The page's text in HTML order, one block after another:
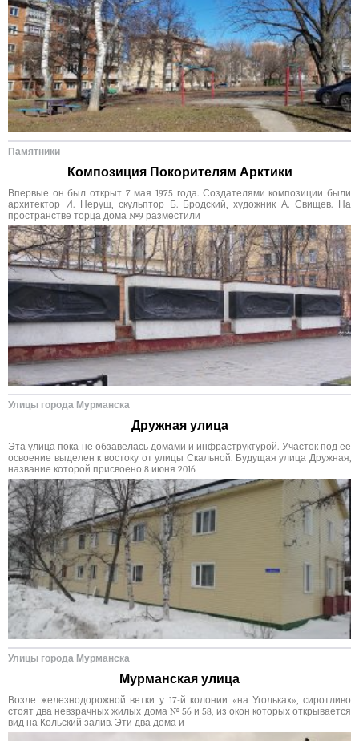
Памятники
Композиция Покорителям Арктики
Впервые он был открыт 7 мая 1975 года. Создателями композиции были
архитектор И. Неруш, скульптор Б. Бродский, художник А. Свищев. На
пространстве торца дома №9 разместили
Улицы города Мурманска
Дружная улица
Эта улица пока не обзавелась домами и инфраструктурой. Участок под ее
освоение выделен к востоку от улицы Скальной. Будущая улица Дружная,
название которой присвоено 8 июня 2016
Улицы города Мурманска
Мурманская улица
Возле железнодорожной ветки у 17-й колонии «на Угольках», сиротливо
стоят два невзрачных жилых дома № 56 и 58, из окон которых открывается
вид на Кольский залив. Эти два дома и